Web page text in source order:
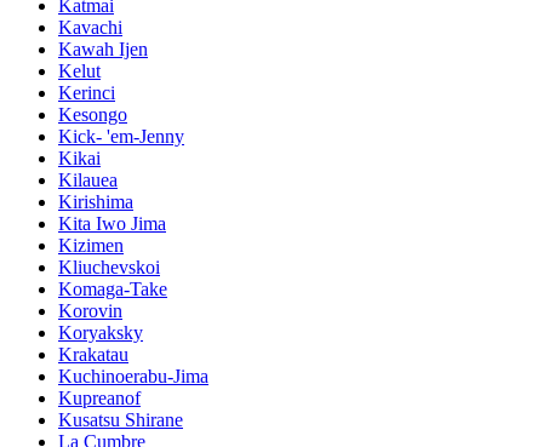
Katmai
Kavachi
Kawah Ijen
Kelut
Kerinci
Kesongo
Kick- 'em-Jenny
Kikai
Kilauea
Kirishima
Kita Iwo Jima
Kizimen
Kliuchevskoi
Komaga-Take
Korovin
Koryaksky
Krakatau
Kuchinoerabu-Jima
Kupreanof
Kusatsu Shirane
La Cumbre